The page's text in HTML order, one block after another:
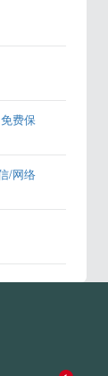
费保
/网络